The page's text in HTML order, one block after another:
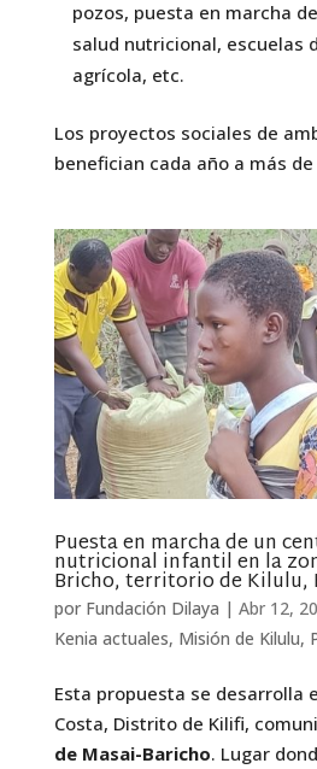
pozos, puesta en marcha
salud nutricional, escuelas
agrícola, etc.
Los proyectos sociales de
benefician cada año a más
Puesta en marcha de un
nutricional infantil en la
Bricho, territorio de Kilulu,
por Fundación Dilaya | Abr 12,
Kenia actuales, Misión de Kilulu,
Esta propuesta se desarrolla
Costa, Distrito de Kilifi,
de Masai-Baricho. Lugar